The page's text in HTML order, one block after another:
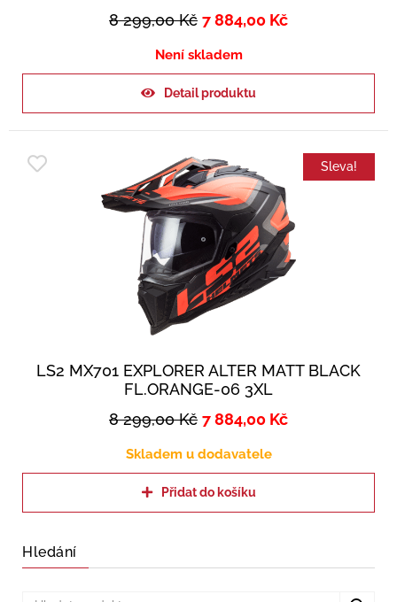
8 299,00Kč 7 884,00 Kč
Není skladem
Detail produktu
Sleva!
LS2 MX701 EXPLORER ALTER MATT BLACK
FL.ORANGE-06 3XL
8 299,00Kč 7 884,00 Kč
Skladem u dodavatele
Přidat do košíku
Hledání